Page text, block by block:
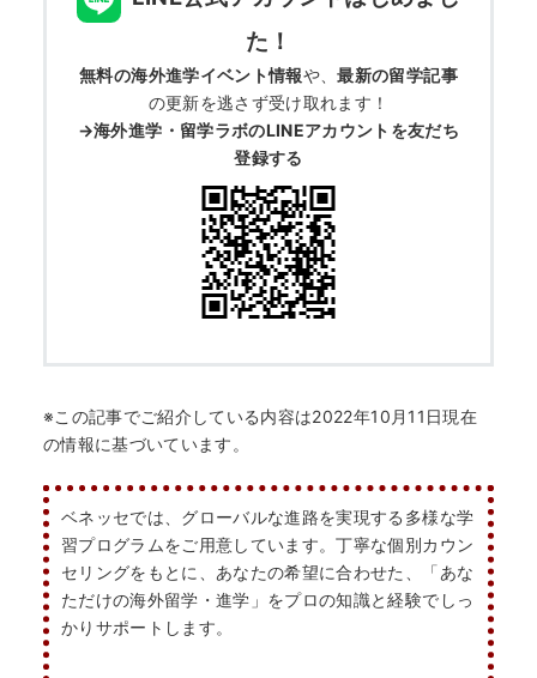
た！
無料の海外進学イベント情報や、最新の留学記事
の更新を逃さず受け取れます！
→海外進学・留学ラボのLINEアカウントを友だち
登録する
※この記事でご紹介している内容は2022年10月11日現在
の情報に基づいています。
ベネッセでは、グローバルな進路を実現する多様な学
習プログラムをご用意しています。丁寧な個別カウン
セリングをもとに、あなたの希望に合わせた、「あな
ただけの海外留学・進学」をプロの知識と経験でしっ
かりサポートします。